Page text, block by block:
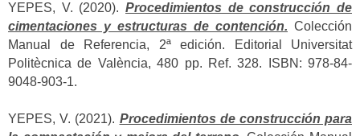
YEPES, V. (2020). Procedimientos de construcción de
cimentaciones y estructuras de contención. Colección
Manual de Referencia, 2ª edición. Editorial Universitat
Politècnica de València, 480 pp. Ref. 328. ISBN: 978-84-
9048-903-1.
YEPES, V. (2021). Procedimientos de construcción para